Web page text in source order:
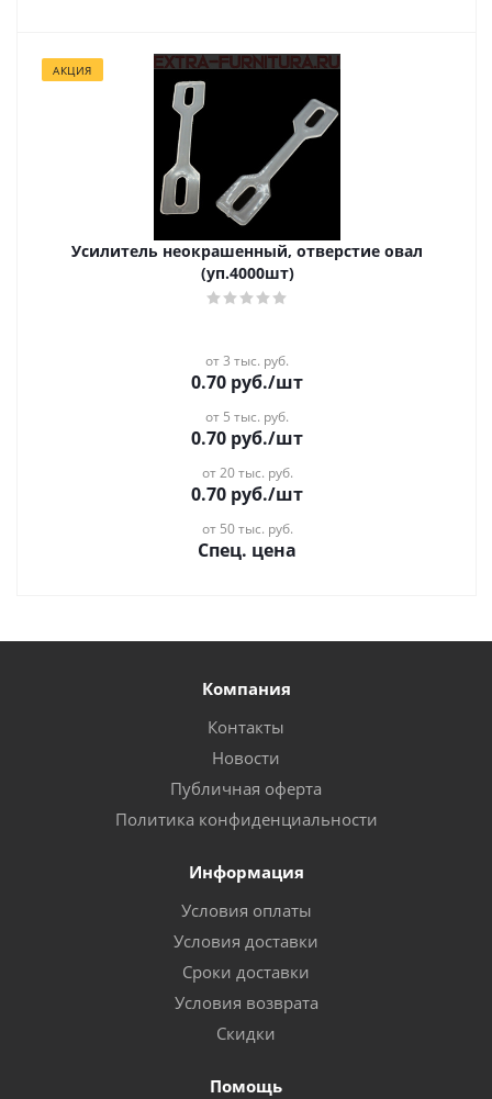
АКЦИЯ
Усилитель неокрашенный, отверстие овал
(уп.4000шт)
от 3 тыс. руб.
0.70 руб./шт
от 5 тыс. руб.
0.70 руб./шт
от 20 тыс. руб.
0.70 руб./шт
от 50 тыс. руб.
Спец. цена
Компания
Контакты
Новости
Публичная оферта
Политика конфиденциальности
Информация
Условия оплаты
Условия доставки
Сроки доставки
Условия возврата
Скидки
Помощь